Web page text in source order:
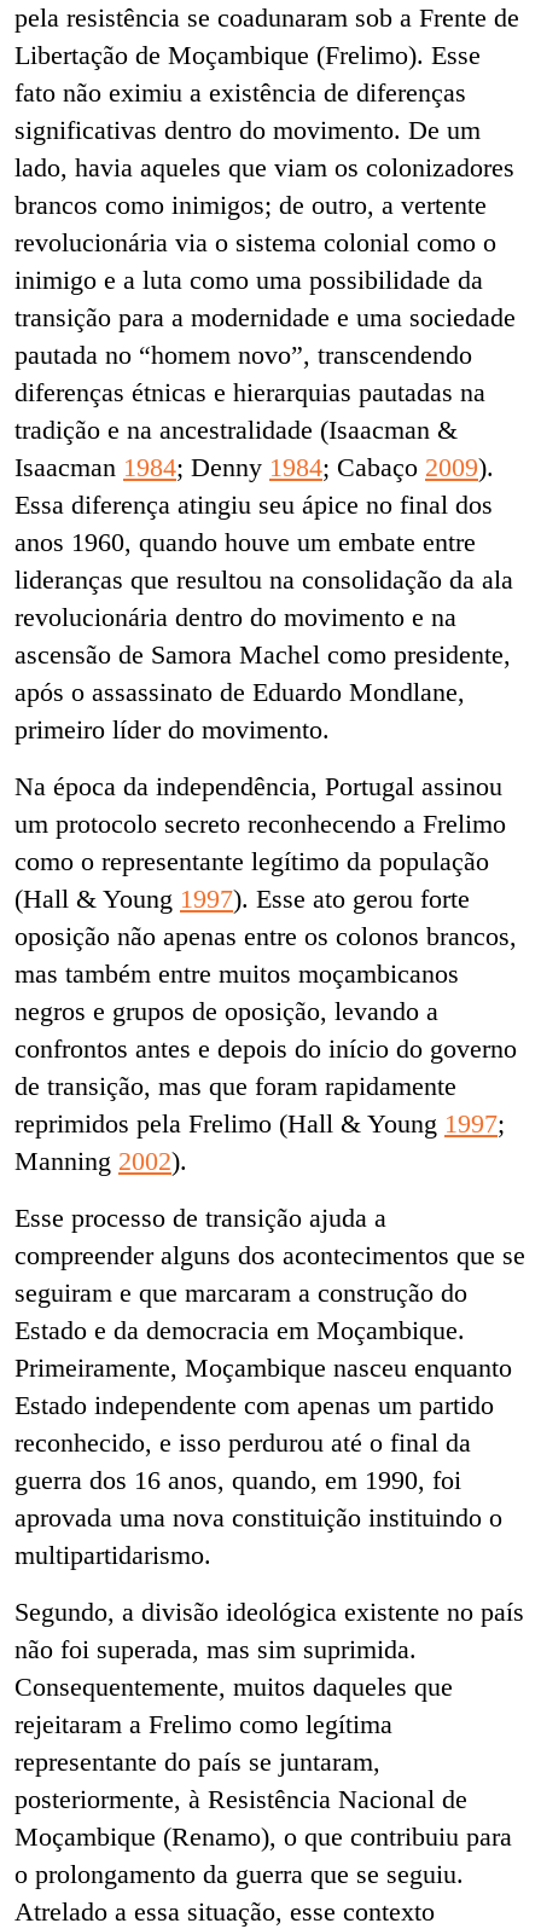
pela resistência se coadunaram sob a Frente de
Libertação de Moçambique (Frelimo). Esse
fato não eximiu a existência de diferenças
significativas dentro do movimento. De um
lado, havia aqueles que viam os colonizadores
brancos como inimigos; de outro, a vertente
revolucionária via o sistema colonial como o
inimigo e a luta como uma possibilidade da
transição para a modernidade e uma sociedade
pautada no “homem novo”, transcendendo
diferenças étnicas e hierarquias pautadas na
tradição e na ancestralidade (Isaacman &
Isaacman 1984; Denny 1984; Cabaço 2009).
Essa diferença atingiu seu ápice no final dos
anos 1960, quando houve um embate entre
lideranças que resultou na consolidação da ala
revolucionária dentro do movimento e na
ascensão de Samora Machel como presidente,
após o assassinato de Eduardo Mondlane,
primeiro líder do movimento.
Na época da independência, Portugal assinou
um protocolo secreto reconhecendo a Frelimo
como o representante legítimo da população
(Hall & Young 1997). Esse ato gerou forte
oposição não apenas entre os colonos brancos,
mas também entre muitos moçambicanos
negros e grupos de oposição, levando a
confrontos antes e depois do início do governo
de transição, mas que foram rapidamente
reprimidos pela Frelimo (Hall & Young 1997;
Manning 2002).
Esse processo de transição ajuda a
compreender alguns dos acontecimentos que se
seguiram e que marcaram a construção do
Estado e da democracia em Moçambique.
Primeiramente, Moçambique nasceu enquanto
Estado independente com apenas um partido
reconhecido, e isso perdurou até o final da
guerra dos 16 anos, quando, em 1990, foi
aprovada uma nova constituição instituindo o
multipartidarismo.
Segundo, a divisão ideológica existente no país
não foi superada, mas sim suprimida.
Consequentemente, muitos daqueles que
rejeitaram a Frelimo como legítima
representante do país se juntaram,
posteriormente, à Resistência Nacional de
Moçambique (Renamo), o que contribuiu para
o prolongamento da guerra que se seguiu.
Atrelado a essa situação, esse contexto